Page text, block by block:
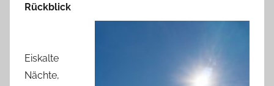
Rückblick
Eiskalte
Nächte,